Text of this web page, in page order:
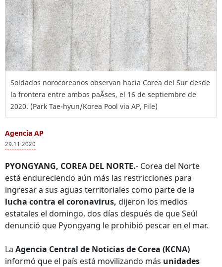
Soldados norocoreanos observan hacia Corea del Sur desde
la frontera entre ambos paÃ­ses, el 16 de septiembre de
2020. (Park Tae-hyun/Korea Pool via AP, File)
Agencia AP
29.11.2020
PYONGYANG, COREA DEL NORTE.- Corea del Norte
está endureciendo aún más las restricciones para
ingresar a sus aguas territoriales como parte de la
lucha contra el coronavirus, dijeron los medios
estatales el domingo, dos días después de que Seúl
denunció que Pyongyang le prohibió pescar en el mar.
La Agencia Central de Noticias de Corea (KCNA)
informó que el país está movilizando más unidades